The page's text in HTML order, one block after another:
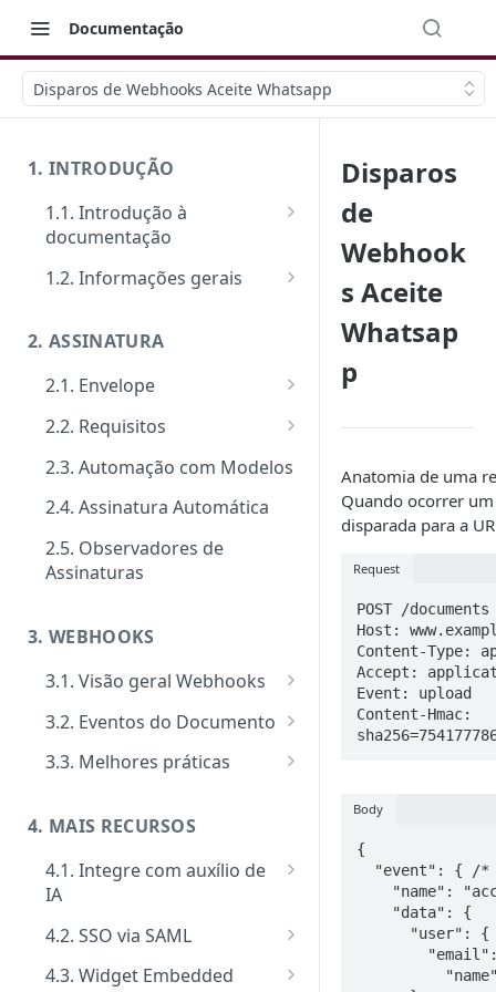
Documentação
Disparos de Webhooks Aceite Whatsapp
1. INTRODUÇÃO
1.1. Introdução à
documentação
Primeiros passos
Ferramentas de Teste:
Postman e Insomnia
1.2. Informações gerais
Suporte
Limite de requisições
Mensagens de erro
Segurança
2. ASSINATURA
2.1. Envelope
Guia de criação: O passo a
passo padrão
Tipos de notificações para os
signatários
das notificações
Notificações
Envelopes
Eventos
Ativação performática: alta
escala e assincronismo
Regras de finalização de
2.2. Requisitos
Tipos de requisitos de
autenticação
2.3. Automação com Modelos
2.4. Assinatura Automática
2.5. Observadores de
Assinaturas
3. WEBHOOKS
3.1. Visão geral Webhooks
Cadastro de Webhooks via APP
Cadastro de Webhooks via API
3.2. Eventos do Documento
Evento Add Signer
Exceeded
Evento Auto Close
Evento Cancel
Evento Close
Evento Deadline
3.3. Melhores práticas
4. MAIS RECURSOS
4.1. Integre com auxílio de
IA
MCP Server
4.2. SSO via SAML
Como implementar SSO via
4.3. Widget Embedded
Disparos
de
Webhook
s Aceite
Whatsap
p
Anatomia de uma
Quando ocorrer
disparada para a
Request
POST /
Host:
Content-Type:
Accept:
Event: upload
Content-Hmac:
Body
{